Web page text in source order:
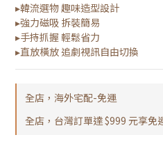
▸韓流選物 趣味造型設計
▸強力磁吸 拆裝簡易
▸手持抓握 輕鬆省力
▸直放橫放 追劇視訊自由切換
全店，海外宅配-免運
全店，台灣訂單達 $999 元享免